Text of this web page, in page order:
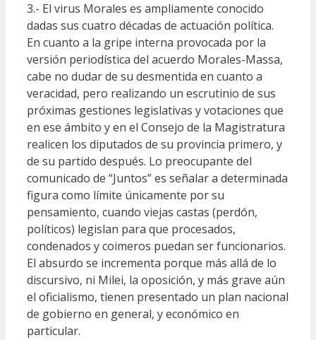
3.- El virus Morales es ampliamente conocido
dadas sus cuatro décadas de actuación política.
En cuanto a la gripe interna provocada por la
versión periodística del acuerdo Morales-Massa,
cabe no dudar de su desmentida en cuanto a
veracidad, pero realizando un escrutinio de sus
próximas gestiones legislativas y votaciones que
en ese ámbito y en el Consejo de la Magistratura
realicen los diputados de su provincia primero, y
de su partido después. Lo preocupante del
comunicado de “Juntos” es señalar a determinada
figura como límite únicamente por su
pensamiento, cuando viejas castas (perdón,
políticos) legislan para que procesados,
condenados y coimeros puedan ser funcionarios.
El absurdo se incrementa porque más allá de lo
discursivo, ni Milei, la oposición, y más grave aún
el oficialismo, tienen presentado un plan nacional
de gobierno en general, y económico en
particular.